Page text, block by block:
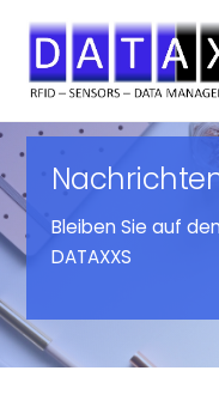
Bleiben Sie auf
DATAXXS